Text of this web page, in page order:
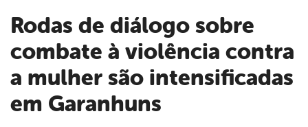
Rodas de diálogo sobre
combate à violência contra
a mulher são intensificadas
em Garanhuns